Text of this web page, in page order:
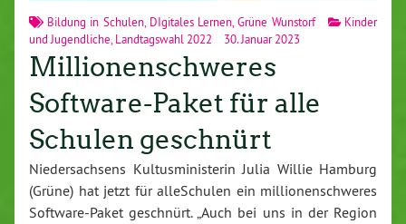
Bildung in Schulen, DIgitales Lernen,Grüne Wunstorf
Kinder
und Jugendliche,Landtagswahl 2022 30. Januar 2023
Millionenschweres
Software-Paket für alle
Schulen geschnürt
Niedersachsens Kultusministerin Julia Willie Hamburg
(Grüne) hat jetzt für alleSchulen ein millionenschweres
Software-Paket geschnürt. „Auch bei uns in der Region